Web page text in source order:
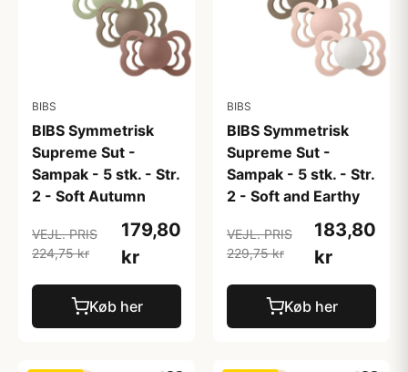
BIBS
BIBS Symmetrisk
Supreme Sut -
Sampak - 5 stk. - Str.
2 - Soft Autumn
VEJL. PRIS
224,75 kr
179,80
kr
Køb her
BIBS
BIBS Symmetrisk
Supreme Sut -
Sampak - 5 stk. - Str.
2 - Soft and Earthy
VEJL. PRIS
229,75 kr
183,80
kr
Køb her